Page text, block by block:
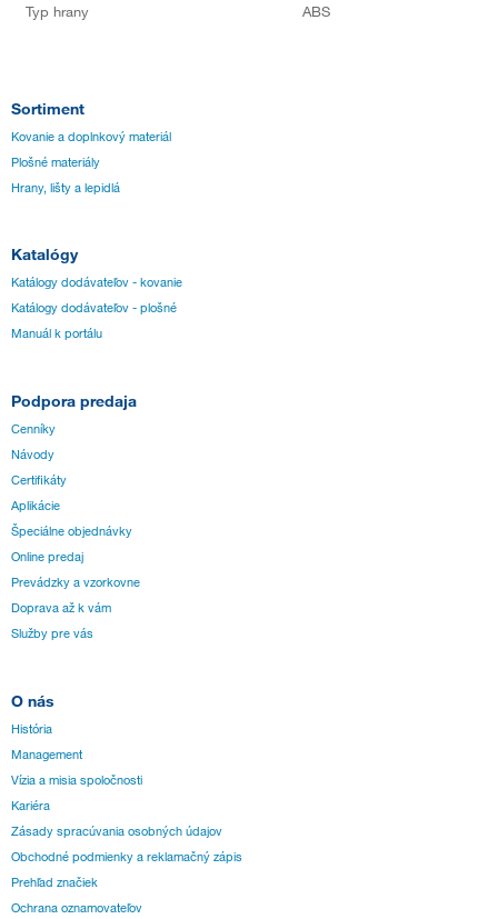
Typ hrany ABS
Sortiment
Kovanie a doplnkový materiál
Plošné materiály
Hrany, lišty a lepidlá
Katalógy
Katálogy dodávateľov - kovanie
Katálogy dodávateľov - plošné
Manuál k portálu
Podpora predaja
Cenníky
Návody
Certifikáty
Aplikácie
Špeciálne objednávky
Online predaj
Prevádzky a vzorkovne
Doprava až k vám
Služby pre vás
O nás
História
Management
Vízia a misia spoločnosti
Kariéra
Zásady spracúvania osobných údajov
Obchodné podmienky a reklamačný zápis
Prehľad značiek
Ochrana oznamovateľov